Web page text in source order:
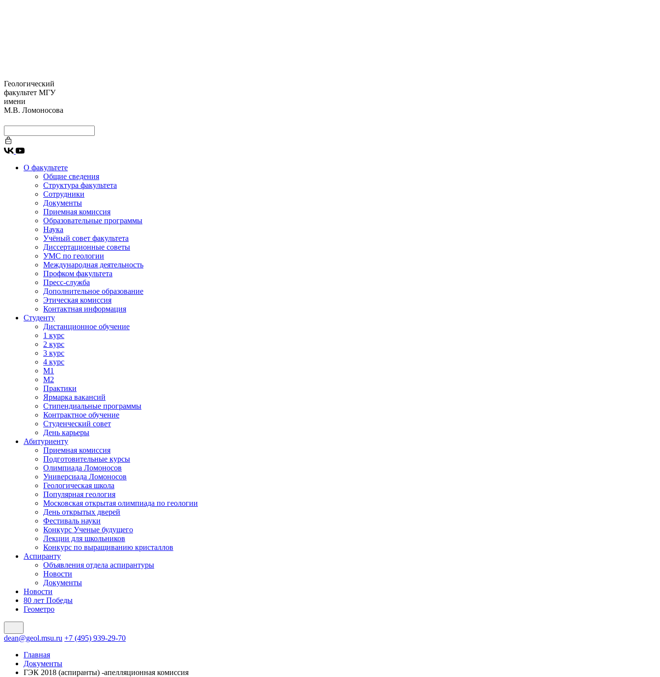
Геологический
факультет МГУ
имени
М.В. Ломоносова
О факультете
Общие сведения
Структура факультета
Сотрудники
Документы
Приемная комиссия
Образовательные программы
Наука
Учёный совет факультета
Диссертационные советы
УМС по геологии
Международная деятельность
Профком факультета
Пресс-служба
Дополнительное образование
Этическая комиссия
Контактная информация
Студенту
Дистанционное обучение
1 курс
2 курс
3 курс
4 курс
М1
М2
Практики
Ярмарка вакансий
Стипендиальные программы
Контрактное обучение
Студенческий совет
День карьеры
Абитуриенту
Приемная комиссия
Подготовительные курсы
Олимпиада Ломоносов
Универсиада Ломоносов
Геологическая школа
Популярная геология
Московская открытая олимпиада по геологии
День открытых дверей
Фестиваль науки
Конкурс Ученые будущего
Лекции для школьников
Конкурс по выращиванию кристаллов
Аспиранту
Объявления отдела аспирантуры
Новости
Документы
Новости
80 лет Победы
Геометро
dean@geol.msu.ru +7 (495) 939-29-70
Главная
Документы
ГЭК 2018 (аспиранты) -апелляционная комиссия